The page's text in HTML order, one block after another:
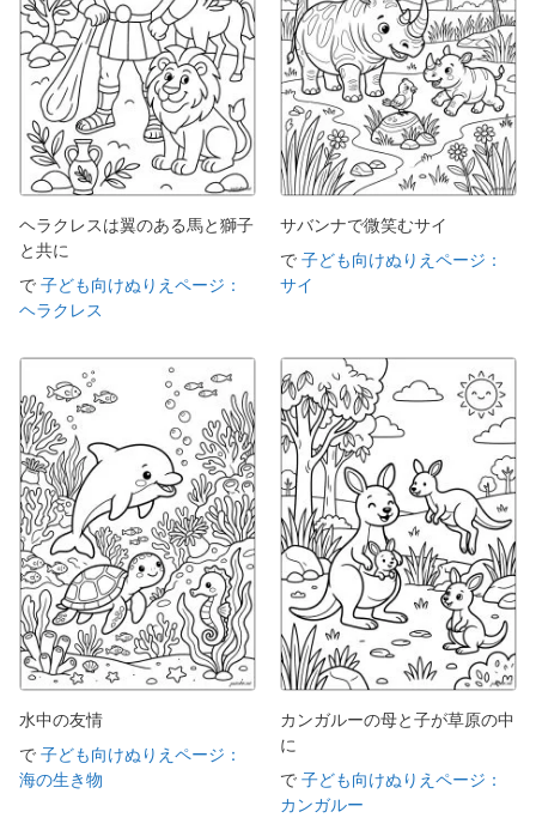
ヘラクレスは翼のある馬と獅子
と共に
で 子ども向けぬりえページ：
ヘラクレス
サバンナで微笑むサイ
で 子ども向けぬりえページ：
サイ
水中の友情
で 子ども向けぬりえページ：
海の生き物
カンガルーの母と子が草原の中
に
で 子ども向けぬりえページ：
カンガルー